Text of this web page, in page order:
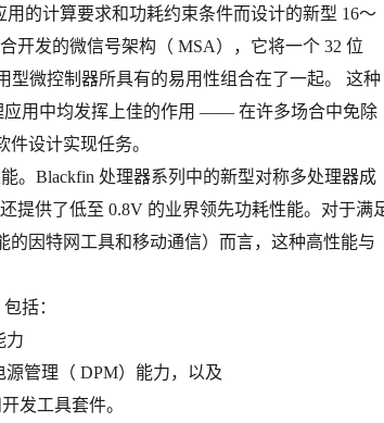
的计算要求和功耗约束条件而设计的新型 16～
开发的微信号架构（ MSA），它将一个 32 位
型微控制器所具有的易用性组合在了一起。 这种
应用中均发挥上佳的作用 —— 在许多场合中免除
设计实现任务。
。Blackfin 处理器系列中的新型对称多处理器成
提供了低至 0.8V 的业界领先功耗性能。对于满
因特网工具和移动通信）而言，这种高性能与
括：
力
管理（ DPM）能力，以及
发工具套件。